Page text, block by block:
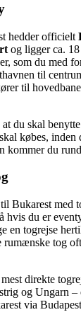
hedder officielt
og ligger ca.
som du med
til
til
du skal
købes, inden
kommer du
Bukarest med
hvis du er
en togrejse
rumænske tog
direkte
og Ungarn –
via